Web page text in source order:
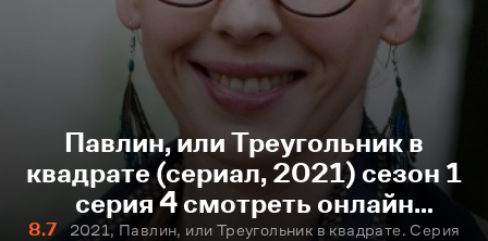
Павлин, или Треугольник в
квадрате (сериал, 2021) сезон 1
серия 4 смотреть онлайн
бесплатно
8.7
2021, Павлин, или Треугольник в квадрате. Серия